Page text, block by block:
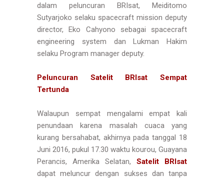
dalam peluncuran BRIsat, Meiditomo
Sutyarjoko selaku spacecraft mission deputy
director, Eko Cahyono sebagai spacecraft
engineering system dan Lukman Hakim
selaku Program manager deputy.
Peluncuran Satelit BRIsat Sempat
Tertunda
Walaupun sempat mengalami empat kali
penundaan karena masalah cuaca yang
kurang bersahabat, akhirnya pada tanggal 18
Juni 2016, pukul 17.30 waktu kourou, Guayana
Perancis, Amerika Selatan, Satelit BRIsat
dapat meluncur dengan sukses dan tanpa